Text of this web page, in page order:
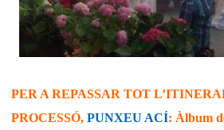
PER A REPASSAR TOT
PROCESSÓ, PUNXEU ACÍ: Àlbum